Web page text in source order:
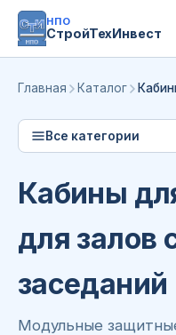
НПО
СтройТехИнвест
Главная Каталог
Все категории
Кабины
для залов
заседаний
Модульные